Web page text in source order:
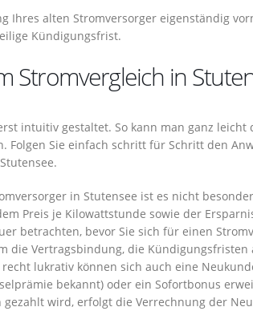
Ihres alten Stromversorger eigenständig
Kündigungsfrist.
Stromvergleich in
intuitiv gestaltet. So kann man ganz leicht
Folgen Sie einfach schritt für Schritt den
in Stutensee ist es nicht
Preis je Kilowattstunde sowie der
betrachten, bevor Sie sich für einen
die Vertragsbindung, die
lukrativ können sich auch eine
bekannt) oder ein Sofortbonus
gezahlt wird, erfolgt die Verrechnung der